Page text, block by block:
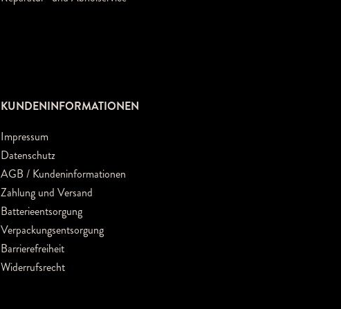
KUNDENINFORMATIONEN
Impressum
Datenschutz
AGB / Kundeninformationen
Zahlung und Versand
Batterieentsorgung
Verpackungsentsorgung
Barrierefreiheit
Widerrufsrecht